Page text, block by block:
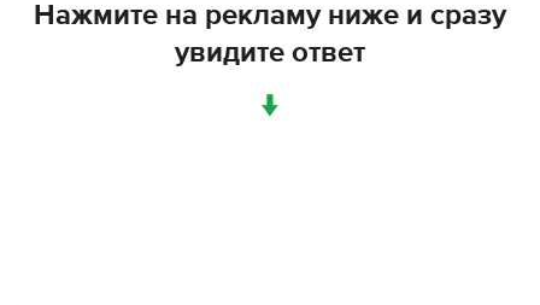
Нажмите на рекламу ниже и сразу
увидите ответ
↓